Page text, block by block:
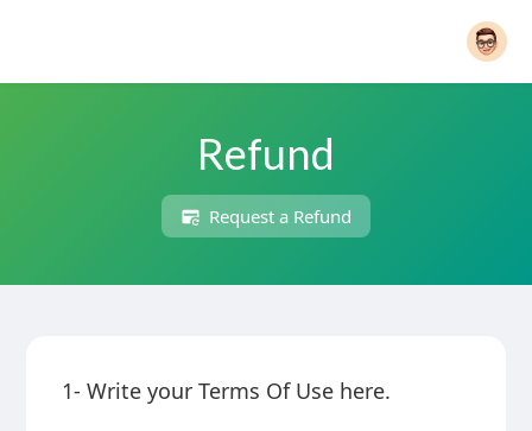
Refund
Request a Refund
1- Write your Terms Of Use here.